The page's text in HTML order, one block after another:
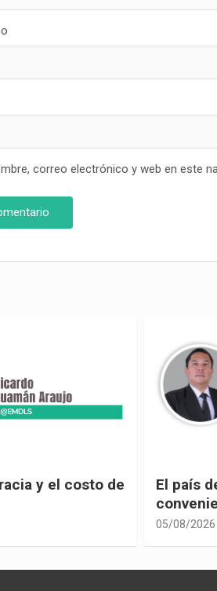
correo electrónico y web en este
¿La
05/08/2026